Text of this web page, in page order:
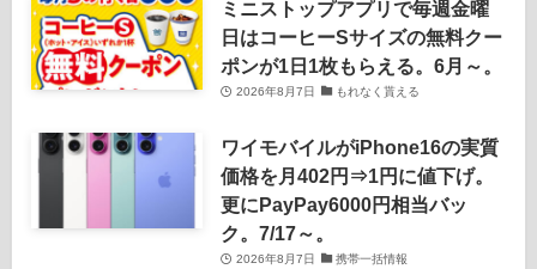
ミニストップアプリで毎週金曜
日はコーヒーSサイズの無料クー
ポンが1日1枚もらえる。6月～。
2026年8月7日 もれなく貰える
ワイモバイルがiPhone16の実質
価格を月402円⇒1円に値下げ。
更にPayPay6000円相当バッ
ク。7/17～。
2026年8月7日 携帯一括情報